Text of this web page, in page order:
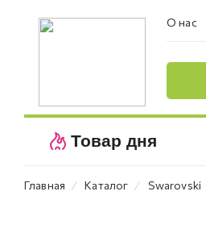
О нас
Товар дня
Главная ⁄ Каталог ⁄ Swarovski